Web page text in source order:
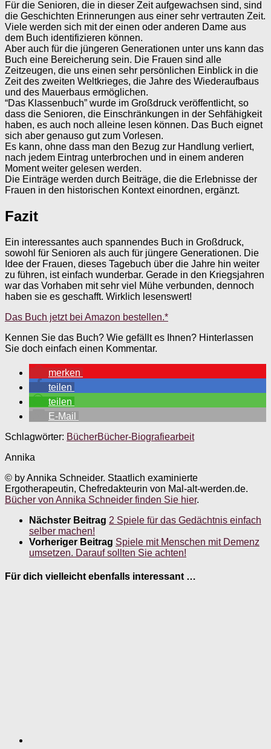
Für die Senioren, die in dieser Zeit aufgewachsen sind, sind
die Geschichten Erinnerungen aus einer sehr vertrauten Zeit.
Viele werden sich mit der einen oder anderen Dame aus
dem Buch identifizieren können.
Aber auch für die jüngeren Generationen unter uns kann das
Buch eine Bereicherung sein. Die Frauen sind alle
Zeitzeugen, die uns einen sehr persönlichen Einblick in die
Zeit des zweiten Weltkrieges, die Jahre des Wiederaufbaus
und des Mauerbaus ermöglichen.
“Das Klassenbuch” wurde im Großdruck veröffentlicht, so
dass die Senioren, die Einschränkungen in der Sehfähigkeit
haben, es auch noch alleine lesen können. Das Buch eignet
sich aber genauso gut zum Vorlesen.
Es kann, ohne dass man den Bezug zur Handlung verliert,
nach jedem Eintrag unterbrochen und in einem anderen
Moment weiter gelesen werden.
Die Einträge werden durch Beiträge, die die Erlebnisse der
Frauen in den historischen Kontext einordnen, ergänzt.
Fazit
Ein interessantes auch spannendes Buch in Großdruck,
sowohl für Senioren als auch für jüngere Generationen. Die
Idee der Frauen, dieses Tagebuch über die Jahre hin weiter
zu führen, ist einfach wunderbar. Gerade in den Kriegsjahren
war das Vorhaben mit sehr viel Mühe verbunden, dennoch
haben sie es geschafft. Wirklich lesenswert!
Das Buch jetzt bei Amazon bestellen.*
Kennen Sie das Buch? Wie gefällt es Ihnen? Hinterlassen
Sie doch einfach einen Kommentar.
merken
teilen
teilen
E-Mail
Schlagwörter: BücherBücher-Biografiearbeit
Annika
© by Annika Schneider. Staatlich examinierte
Ergotherapeutin, Chefredakteurin von Mal-alt-werden.de.
Bücher von Annika Schneider finden Sie hier.
Nächster Beitrag 2 Spiele für das Gedächtnis einfach
selber machen!
Vorheriger Beitrag Spiele mit Menschen mit Demenz
umsetzen. Darauf sollten Sie achten!
Für dich vielleicht ebenfalls interessant …